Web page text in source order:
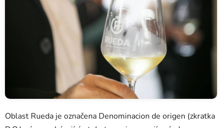
Oblast Rueda je označena Denominacion de origen (zkratka